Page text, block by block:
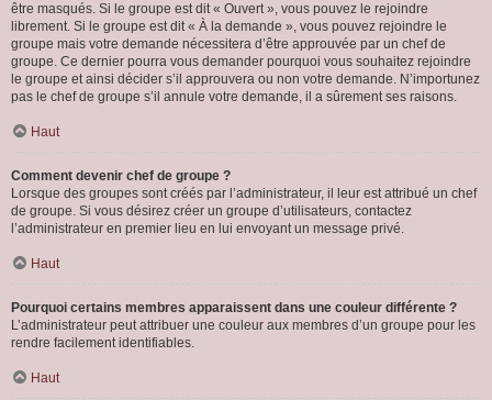
être masqués. Si le groupe est dit « Ouvert », vous pouvez le rejoindre
librement. Si le groupe est dit « À la demande », vous pouvez rejoindre le
groupe mais votre demande nécessitera d’être approuvée par un chef de
groupe. Ce dernier pourra vous demander pourquoi vous souhaitez rejoindre
le groupe et ainsi décider s’il approuvera ou non votre demande. N’importunez
pas le chef de groupe s’il annule votre demande, il a sûrement ses raisons.
Haut
Comment devenir chef de groupe ?
Lorsque des groupes sont créés par l’administrateur, il leur est attribué un chef
de groupe. Si vous désirez créer un groupe d’utilisateurs, contactez
l’administrateur en premier lieu en lui envoyant un message privé.
Haut
Pourquoi certains membres apparaissent dans une couleur différente ?
L’administrateur peut attribuer une couleur aux membres d’un groupe pour les
rendre facilement identifiables.
Haut